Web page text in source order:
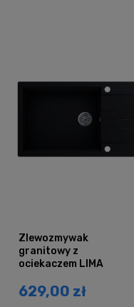
Zlewozmywak
granitowy z
ociekaczem LIMA
629,00 zł